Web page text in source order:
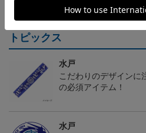
トピックス
水戸
こだわりのデザインに
の必須アイテム！
水戸